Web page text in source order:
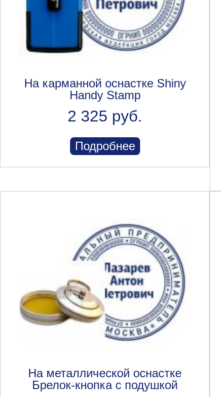
На карманной оснастке Shiny
Handy Stamp
2 325 руб.
Подробнее
На металлической оснастке
Брелок-кнопка с подушкой